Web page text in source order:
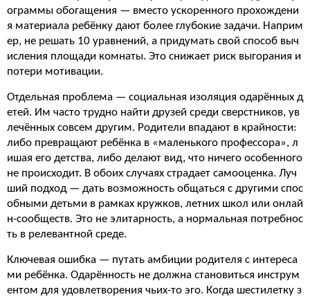
ограммы обогащения — вместо ускоренного прохождени
я материала ребёнку дают более глубокие задачи. Наприм
ер, не решать 10 уравнений, а придумать свой способ выч
исления площади комнаты. Это снижает риск выгорания и
потери мотивации.
Отдельная проблема — социальная изоляция одарённых д
етей. Им часто трудно найти друзей среди сверстников, ув
лечённых совсем другим. Родители впадают в крайности:
либо превращают ребёнка в «маленького профессора», л
ишая его детства, либо делают вид, что ничего особенного
не происходит. В обоих случаях страдает самооценка. Луч
ший подход — дать возможность общаться с другими спос
обными детьми в рамках кружков, летних школ или онлай
н-сообществ. Это не элитарность, а нормальная потребнос
ть в релевантной среде.
Ключевая ошибка — путать амбиции родителя с интереса
ми ребёнка. Одарённость не должна становиться инструм
ентом для удовлетворения чьих-то эго. Когда шестилетку з